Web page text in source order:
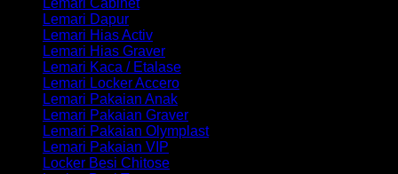
Lemari Dapur
Lemari Hias Activ
Lemari Hias Graver
Lemari Kaca / Etalase
Lemari Locker Accero
Lemari Pakaian Anak
Lemari Pakaian Graver
Lemari Pakaian Olymplast
Lemari Pakaian VIP
Locker Besi Chitose